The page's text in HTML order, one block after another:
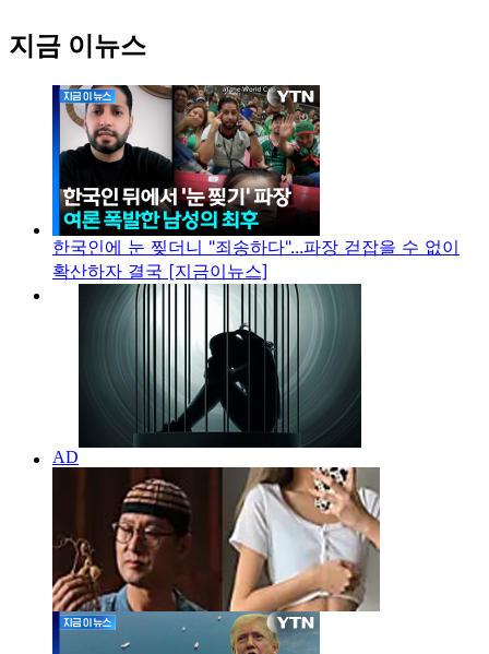
지금 이뉴스
한국인에 눈 찢더니 "죄송하다"...파장 걷잡을 수 없이
확산하자 결국 [지금이뉴스]